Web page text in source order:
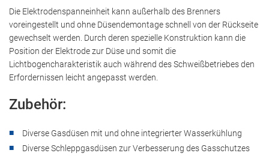
Die Elektrodenspanneinheit kann außerhalb des Brenners
voreingestellt und ohne Düsendemontage schnell von der Rückseite
gewechselt werden. Durch deren spezielle Konstruktion kann die
Position der Elektrode zur Düse und somit die
Lichtbogencharakteristik auch während des Schweißbetriebes den
Erfordernissen leicht angepasst werden.
Zubehör:
Diverse Gasdüsen mit und ohne integrierter Wasserkühlung
Diverse Schleppgasdüsen zur Verbesserung des Gasschutzes